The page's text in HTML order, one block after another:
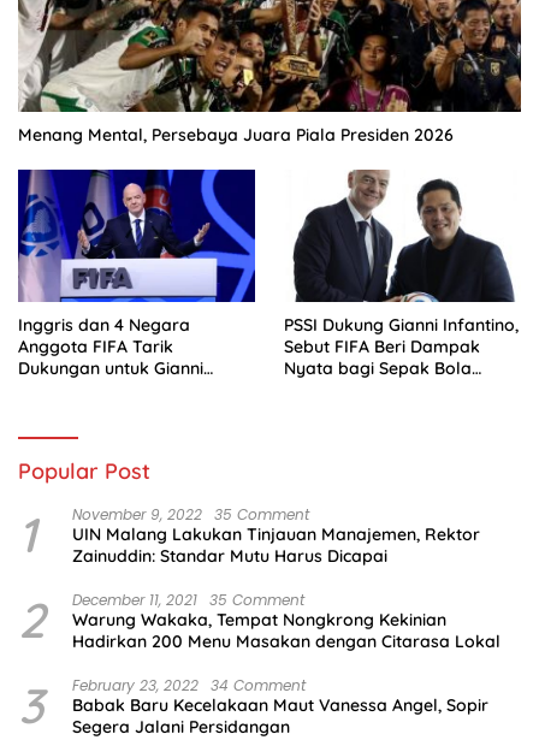
Menang Mental, Persebaya Juara Piala Presiden 2026
Inggris dan 4 Negara
Anggota FIFA Tarik
Dukungan untuk Gianni
PSSI Dukung Gianni Infantino,
Sebut FIFA Beri Dampak
Nyata bagi Sepak Bola
Popular Post
1 November 9, 2022 35 Comment
UIN Malang Lakukan Tinjauan Manajemen, Rektor
Zainuddin: Standar Mutu Harus Dicapai
2 December 11, 2021 35 Comment
Warung Wakaka, Tempat Nongkrong Kekinian
Hadirkan 200 Menu Masakan dengan Citarasa Lokal
3 February 23, 2022 34 Comment
Babak Baru Kecelakaan Maut Vanessa Angel, Sopir
Segera Jalani Persidangan